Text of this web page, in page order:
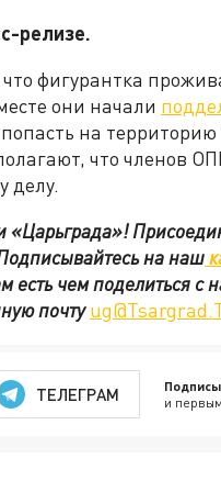
релизе.
фигурантка
они начали
на
что членов
делу.
«Царьграда»!
на наш
есть чем поделиться
почту
ТЕЛЕГРАМ и